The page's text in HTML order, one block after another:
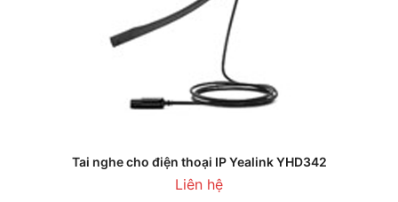
Tai nghe cho điện thoại IP Yealink YHD342
Liên hệ